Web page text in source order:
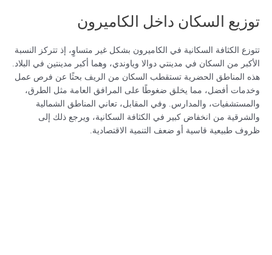
توزيع السكان داخل الكاميرون
تتوزع الكثافة السكانية في الكاميرون بشكل غير متساوٍ، إذ تتركز النسبة
الأكبر من السكان في مدينتي دوالا وياوندي، وهما أكبر مدينتين في البلاد.
هذه المناطق الحضرية تستقطب السكان من الريف بحثًا عن فرص عمل
وخدمات أفضل، مما يخلق ضغوطًا على المرافق العامة مثل الطرق،
والمستشفيات، والمدارس. وفي المقابل، تعاني المناطق الشمالية
والشرقية من انخفاض كبير في الكثافة السكانية، ويرجع ذلك إلى
ظروف طبيعية قاسية أو ضعف التنمية الاقتصادية.